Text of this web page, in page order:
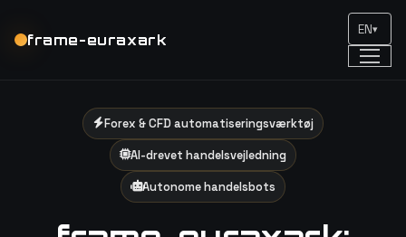
frame-euraxark
EN▾
Forex & CFD automatiseringsværktøj
AI-drevet handelsvejledning
Autonome handelsbots